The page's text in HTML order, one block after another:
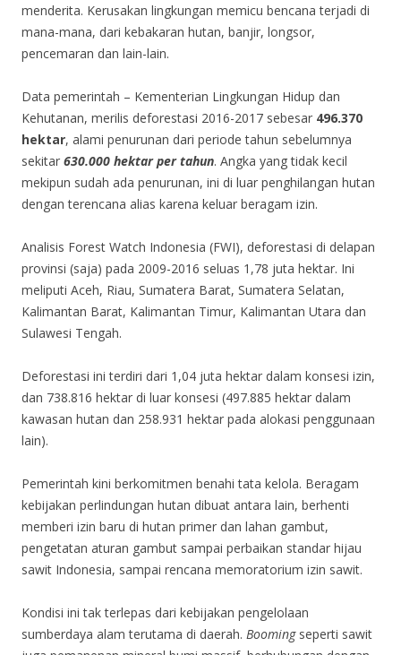
menderita. Kerusakan lingkungan memicu bencana terjadi di
mana-mana, dari kebakaran hutan, banjir, longsor,
pencemaran dan lain-lain.
Data pemerintah – Kementerian Lingkungan Hidup dan
Kehutanan, merilis deforestasi 2016-2017 sebesar 496.370
hektar, alami penurunan dari periode tahun sebelumnya
sekitar 630.000 hektar per tahun. Angka yang tidak kecil
mekipun sudah ada penurunan, ini di luar penghilangan hutan
dengan terencana alias karena keluar beragam izin.
Analisis Forest Watch Indonesia (FWI), deforestasi di delapan
provinsi (saja) pada 2009-2016 seluas 1,78 juta hektar. Ini
meliputi Aceh, Riau, Sumatera Barat, Sumatera Selatan,
Kalimantan Barat, Kalimantan Timur, Kalimantan Utara dan
Sulawesi Tengah.
Deforestasi ini terdiri dari 1,04 juta hektar dalam konsesi izin,
dan 738.816 hektar di luar konsesi (497.885 hektar dalam
kawasan hutan dan 258.931 hektar pada alokasi penggunaan
lain).
Pemerintah kini berkomitmen benahi tata kelola. Beragam
kebijakan perlindungan hutan dibuat antara lain, berhenti
memberi izin baru di hutan primer dan lahan gambut,
pengetatan aturan gambut sampai perbaikan standar hijau
sawit Indonesia, sampai rencana memoratorium izin sawit.
Kondisi ini tak terlepas dari kebijakan pengelolaan
sumberdaya alam terutama di daerah. Boomingseperti sawit